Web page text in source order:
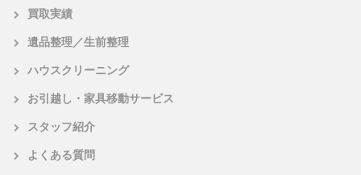
買取実績
遺品整理／生前整理
ハウスクリーニング
お引越し・家具移動サービス
スタッフ紹介
よくある質問